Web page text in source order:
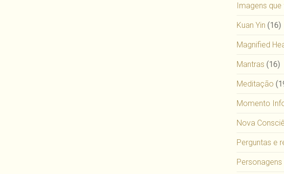
Imagens que
Kuan Yin (16)
Magnified
Mantras (16)
Meditação
Momento
Nova
Perguntas e
Personagens